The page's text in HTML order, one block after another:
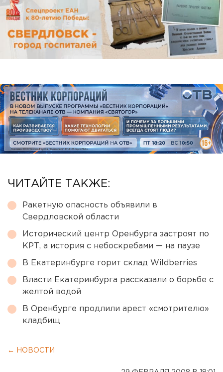
ЧИТАЙТЕ ТАКЖЕ:
Ракетную опасность объявили в
Свердловской области
Исторический центр Оренбурга застроят по
КРТ, а история с небоскребами — на паузе
В Екатеринбурге горит склад Wildberries
Власти Екатеринбурга рассказали о борьбе с
желтой водой
В Оренбурге продлили арест «смотрителю»
кладбищ
← НОВОСТИ